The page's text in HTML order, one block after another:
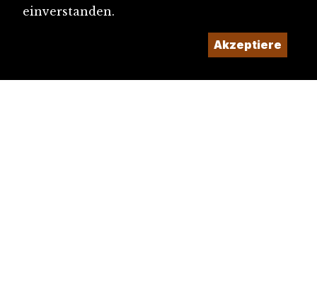
einverstanden.
Akzeptiere